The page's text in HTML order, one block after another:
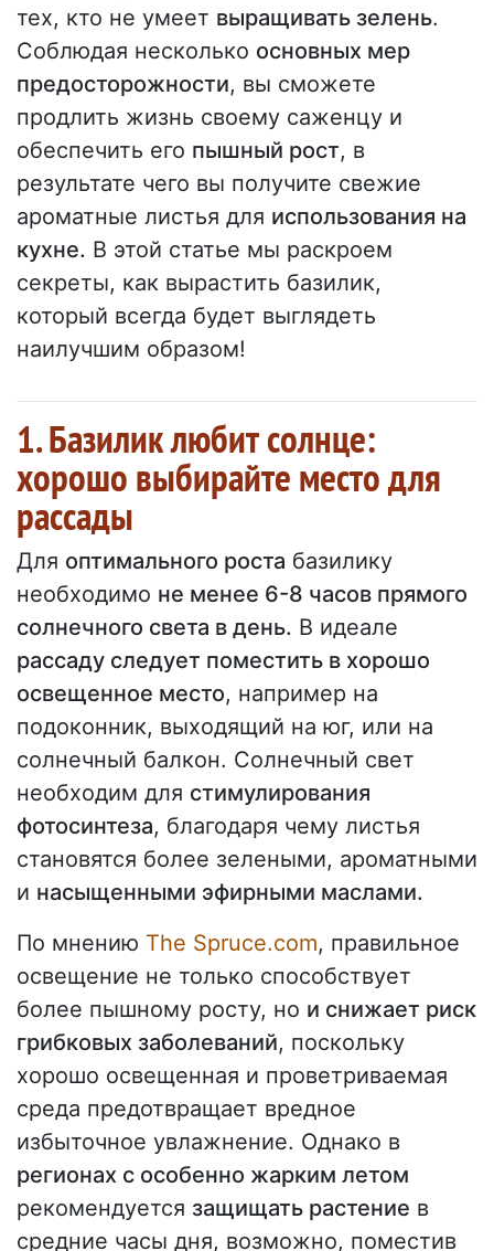
тех, кто не умеет выращивать зелень.
Соблюдая несколько основных мер
предосторожности, вы сможете
продлить жизнь своему саженцу и
обеспечить его пышный рост, в
результате чего вы получите свежие
ароматные листья для использования на
кухне. В этой статье мы раскроем
секреты, как вырастить базилик,
который всегда будет выглядеть
наилучшим образом!
1. Базилик любит солнце:
хорошо выбирайте место для
рассады
Для оптимального роста базилику
необходимо не менее 6-8 часов прямого
солнечного света в день. В идеале
рассаду следует поместить в хорошо
освещенное место, например на
подоконник, выходящий на юг, или на
солнечный балкон. Солнечный свет
необходим для стимулирования
фотосинтеза, благодаря чему листья
становятся более зелеными, ароматными
и насыщенными эфирными маслами.
По мнению The Spruce.com, правильное
освещение не только способствует
более пышному росту, но и снижает риск
грибковых заболеваний, поскольку
хорошо освещенная и проветриваемая
среда предотвращает вредное
избыточное увлажнение. Однако в
регионах с особенно жарким летом
рекомендуется защищать растение в
средние часы дня, возможно, поместив